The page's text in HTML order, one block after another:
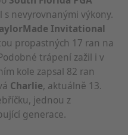
s nevyrovnanými výkony.
Invitational
propastných 17 ran na
trápení zažil i v
kole zapsal 82 ran
Charlie, aktuálně 13.
jednou z
generace.